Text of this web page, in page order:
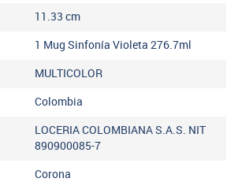
11.33 cm
1 Mug Sinfonía Violeta 276.7ml
MULTICOLOR
Colombia
LOCERIA COLOMBIANA S.A.S. NIT
890900085-7
Corona